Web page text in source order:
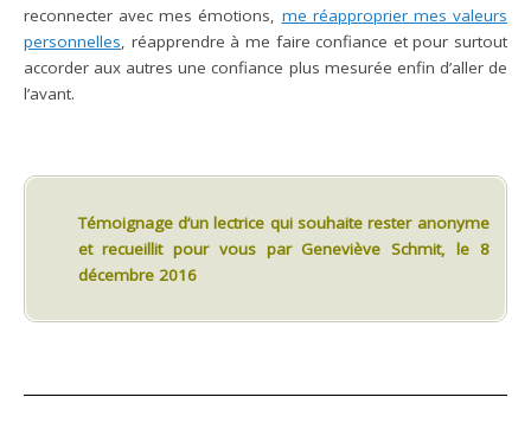
reconnecter avec mes émotions, me réapproprier mes valeurs
personnelles , réapprendre à me faire confiance et pour surtout
accorder aux autres une confiance plus mesurée enfin d’aller de
l’avant.
Témoignage d’un lectrice qui souhaite rester anonyme
et recueillit pour vous par Geneviève Schmit, le 8
décembre 2016